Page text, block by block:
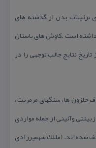
تزئینات بدن از گذشته های
است .كاوش های باستان
نتایج جالب توجهی را در
حلزون ها ، سنگهای مرمریت ،
وآئینی از جمله مواردی
شده اند. (مللك شهمیرزادی